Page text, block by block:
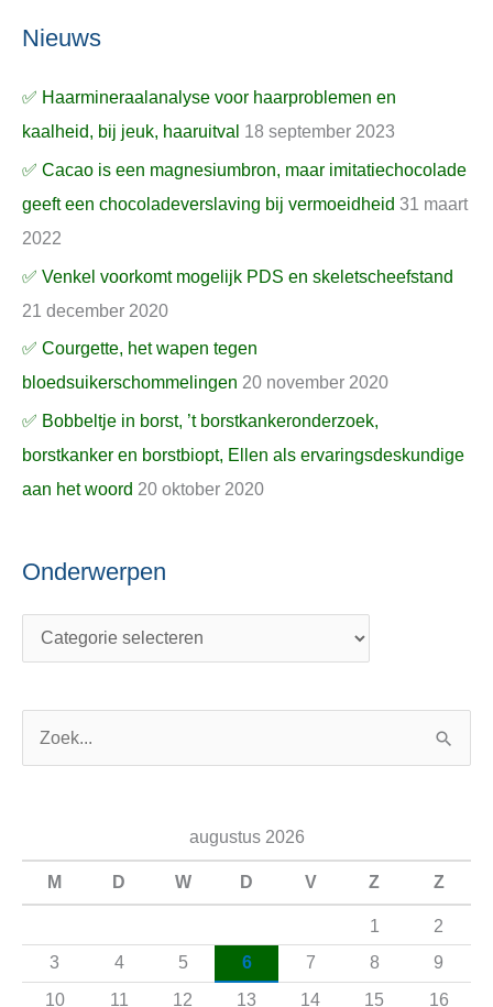
Nieuws
✅ Haarmineraalanalyse voor haarproblemen en
kaalheid, bij jeuk, haaruitval 18 september 2023
✅ Cacao is een magnesiumbron, maar imitatiechocolade
geeft een chocoladeverslaving bij vermoeidheid 31 maart
2022
✅ Venkel voorkomt mogelijk PDS en skeletscheefstand
21 december 2020
✅ Courgette, het wapen tegen
bloedsuikerschommelingen 20 november 2020
✅ Bobbeltje in borst, ’t borstkankeronderzoek,
borstkanker en borstbiopt, Ellen als ervaringsdeskundige
aan het woord 20 oktober 2020
Onderwerpen
a
r
augustus 2026
M D W D V Z Z
1
2
3
4 5 6 7 8
9
10
11 12 13 14 15 16